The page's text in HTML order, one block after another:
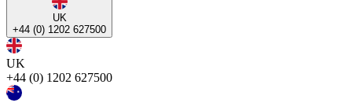
UK
+44 (0) 1202 627500
UK
+44 (0) 1202 627500